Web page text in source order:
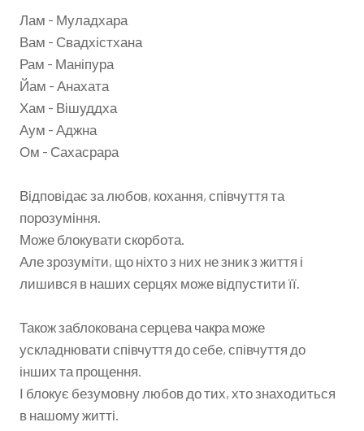
Лам - Муладхара
Вам - Свадхістхана
Рам - Маніпура
Йам - Анахата
Хам - Вішуддха
Аум - Аджна
Ом - Сахасрара
Відповідає за любов, кохання, співчуття та
порозуміння.
Може блокувати скорбота.
Але зрозуміти, що ніхто з них не зник з життя і
лишився в наших серцях може відпустити її.
Також заблокована серцева чакра може
ускладнювати співчуття до себе, співчуття до
інших та прощення.
І блокує безумовну любов до тих, хто знаходиться
в нашому житті.